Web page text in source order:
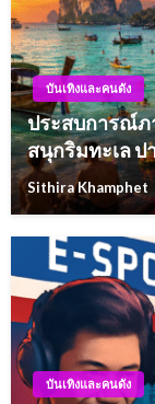
บันเทิงและคนดัง
ประสบการณ์ภ
สนุกริมทะเล ป
Sithira Khamphet
บันเทิงและคนดัง